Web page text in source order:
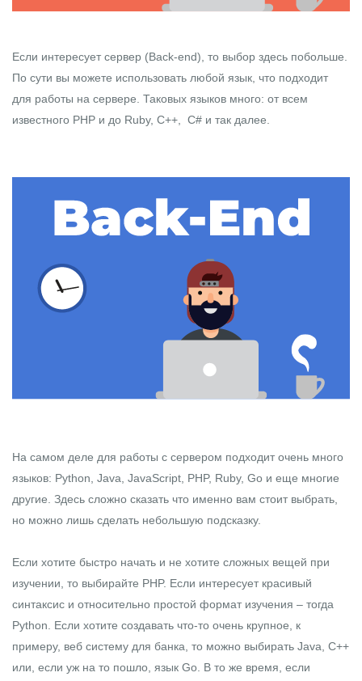
Если интересует сервер (Back-end), то выбор здесь побольше.
По сути вы можете использовать любой язык, что подходит
для работы на сервере. Таковых языков много: от всем
известного PHP и до Ruby, C++ C# и так далее.
На самом деле для работы с сервером подходит очень много
языков: Python, Java, JavaScript, PHP, Ruby, Go и еще многие
другие. Здесь сложно сказать что именно вам стоит выбрать,
но можно лишь сделать небольшую подсказку.
Если хотите быстро начать и не хотите сложных вещей при
изучении, то выбирайте PHP. Если интересует красивый
синтаксис и относительно простой формат изучения – тогда
Python. Если хотите создавать что-то очень крупное, к
примеру, веб систему для банка, то можно выбирать Java, C++
или, если уж на то пошло, язык Go. В то же время, если